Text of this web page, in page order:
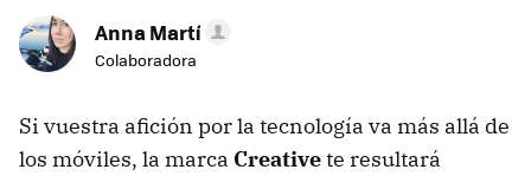
Anna Martí
Colaboradora
Si vuestra afición por la tecnología va más allá de
los móviles, la marca Creativete resultará